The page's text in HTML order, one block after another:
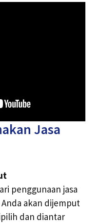
Jasa
penggunaan jasa
akan dijemput
dan diantar